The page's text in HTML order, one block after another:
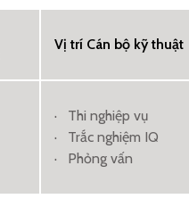
Vị trí Cán bộ kỹ thuật
· Thi nghiệp vụ
· Trắc nghiệm IQ
· Phỏng vấn